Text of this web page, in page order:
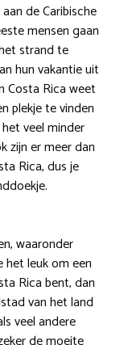
de Caribische
mensen gaan
strand te
hun vakantie uit
Costa Rica weet
plekje te vinden
veel minder
zijn er meer dan
Rica, dus je
waaronder
het leuk om een
Rica bent, dan
van het land
veel andere